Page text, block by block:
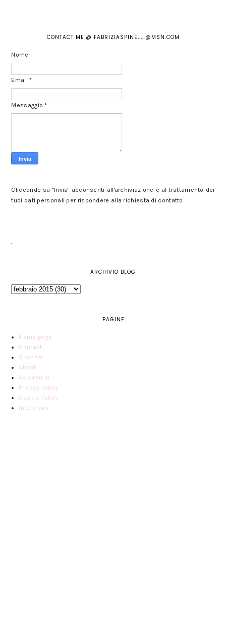
CONTACT ME @ FABRIZIASPINELLI@MSN.COM
Nome
Email*
Messaggio*
Cliccando su "Invia" acconsenti all'archiviazione e al trattamento dei
tuoi dati personali per rispondere alla richiesta di contatto
ARCHIVIO BLOG
PAGINE
Home page
Contact
Sponsor
About
As seen in
Privacy Policy
Cookie Policy
Interviews